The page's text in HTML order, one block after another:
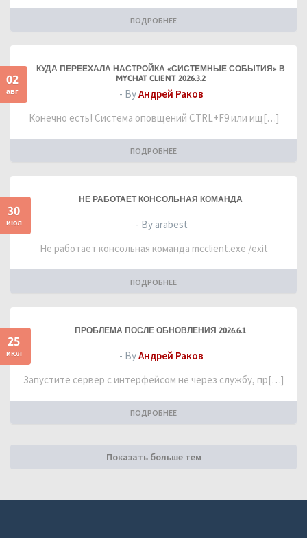
ПОДРОБНЕЕ
02
авг
КУДА ПЕРЕЕХАЛА НАСТРОЙКА «СИСТЕМНЫЕ СОБЫТИЯ» В
MYCHAT CLIENT 2026.3.2
- ByАндрей Раков
Конечно есть! Система оповщений CTRL+F9 или ищ[…]
ПОДРОБНЕЕ
30
июл
НЕ РАБОТАЕТ КОНСОЛЬНАЯ КОМАНДА
- By arabest
Не работает консольная команда mcclient.exe /exit
ПОДРОБНЕЕ
25
июл
ПРОБЛЕМА ПОСЛЕ ОБНОВЛЕНИЯ 2026.6.1
- ByАндрей Раков
Запустите сервер с интерфейсом не через службу, пр[…]
ПОДРОБНЕЕ
Показать больше тем